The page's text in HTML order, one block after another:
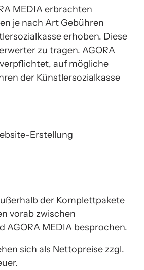
MEDIA erbrachten
je nach Art Gebühren
erhoben. Diese
zu tragen. AGORA
auf mögliche
der Künstlersozialkasse
Erstellung
der Komplettpakete
vorab zwischen
AGORA MEDIA besprochen.
sich als Nettopreise zzgl.